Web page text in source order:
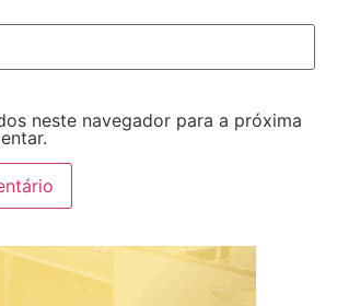
neste navegador para a próxima